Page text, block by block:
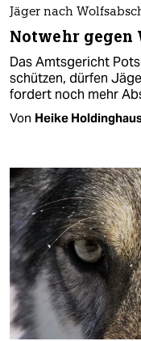
Jäger nach
Notwehr gegen
Das Amtsgericht
schützen, dürfen
fordert noch mehr
Von Heike